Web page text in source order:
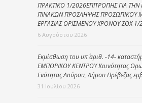
ΠΡΑΚΤΙΚΟ 1/2026ΕΠΙΤΡΟΠΗΣ ΓΙΑ ΤΗΝ
ΠΙΝΑΚΩΝ ΠΡΟΣΛΗΨΗΣ ΠΡΟΣΩΠΙΚΟΥ
ΕΡΓΑΣΙΑΣ ΟΡΙΣΜΕΝΟΥ ΧΡΟΝΟΥ ΣΟΧ 1/
6 Αυγούστου 2026
Εκμίσθωση του υπ΄ αριθ. -14-
ΕΜΠΟΡΙΚΟΥ ΚΕΝΤΡΟΥ Κοινότητας
Ενότητας Λούρου, Δήμου Πρέβεζας
31 Ιουλίου 2026